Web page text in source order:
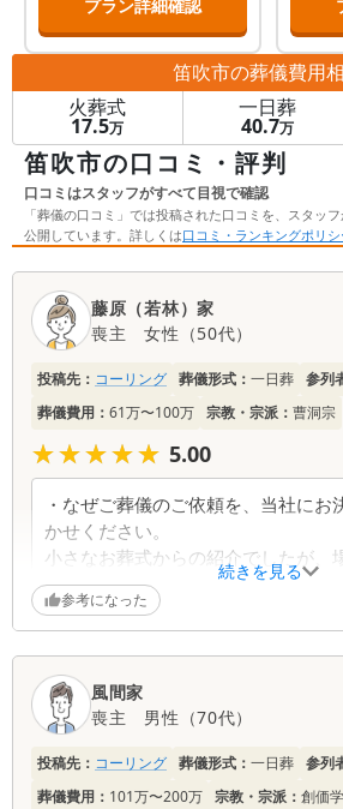
プラン詳細確認
笛吹市の葬儀費用
火葬式
17.5万
一日葬
40.7万
笛吹市の口コミ・評判
口コミはスタッフがすべて目視で確認
「葬儀の口コミ」では投稿された口コミを、スタッ
公開しています。詳しくは口コミ・ランキングポリシ
続きを見る
藤原（若林）家
喪主
女性 （50代）
投稿先： コーリング 葬儀形式： 一日葬 参列
葬儀費用： 61万〜100万 宗教・宗派： 曹洞宗
★★★★★
★★★★★ 5.00
・なぜご葬儀のご依頼を、当社にお
かせください。
小さなお葬式からの紹介でしたが、
めていた。次は直接コーリングさんへ
・当社でのお葬式について、または
感想がございましたらお聞かせくだ
担当の方がとても分かりやすく、教
謝しています。
まごころのこもったお葬式やアフタ
たります。
小さな葬儀のメリットがいまいちわ
た。
参考になった
風間家
喪主
男性 （70代）
投稿先： コーリング 葬儀形式： 一日葬 参列
葬儀費用： 101万〜200万 宗教・宗派： 創価